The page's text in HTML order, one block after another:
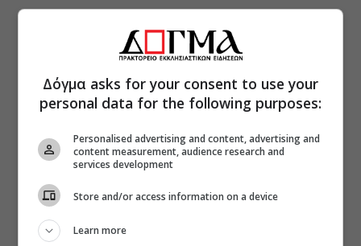
Δόγμα asks for your consent to use your
personal data for the following purposes:
Personalised advertising and content, advertising and
content measurement, audience research and
services development
Store and/or access information on a device
Learn more